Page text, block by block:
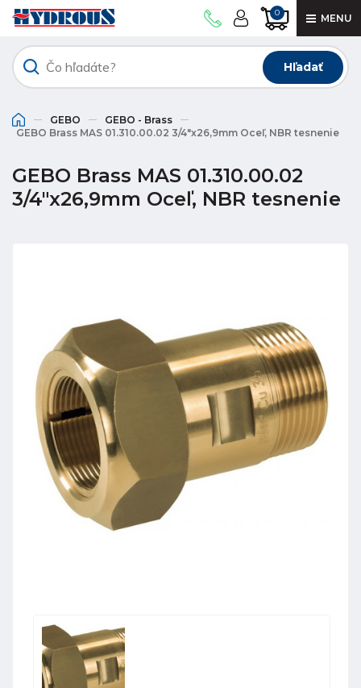
0 MENU
Hľadať
GEBO
GEBO - Brass
GEBO Brass MAS 01.310.00.02 3/4"x26,9mm Oceľ, NBR tesnenie
GEBO Brass MAS 01.310.00.02
3/4"x26,9mm Oceľ, NBR tesnenie